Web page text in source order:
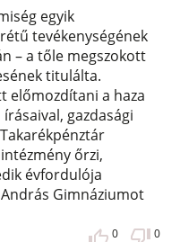
egyik
tevékenységének
– a tőle megszokott
titulálta.
előmozdítani a haza
gazdasági
őrzi,
évfordulója
Gimnáziumot
0 0